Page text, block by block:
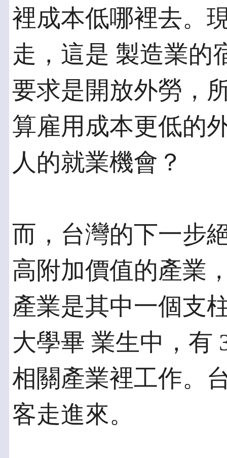
裡成本低哪裡去。
走，這是 製造業的
要求是開放外勞，
算雇用成本更低的
人的就業機會？
而，台灣的下一步
高附加價值的產業
產業是其中一個支
大學畢 業生中，有
相關產業裡工作。
客走進來。